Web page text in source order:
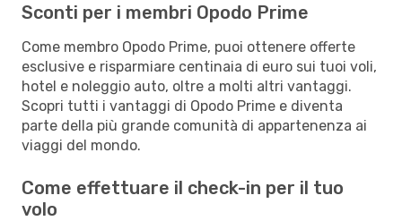
Sconti per i membri Opodo Prime
Come membro Opodo Prime, puoi ottenere offerte
esclusive e risparmiare centinaia di euro sui tuoi voli,
hotel e noleggio auto, oltre a molti altri vantaggi.
Scopri tutti i vantaggi di Opodo Prime e diventa
parte della più grande comunità di appartenenza ai
viaggi del mondo.
Come effettuare il check-in per il tuo
volo